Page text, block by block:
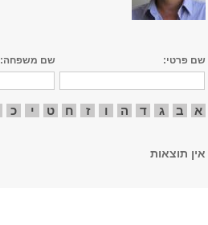
שם פרטי: שם משפחה:
א ב ג ד ה ו ז ח ט י כ
אין תוצאות